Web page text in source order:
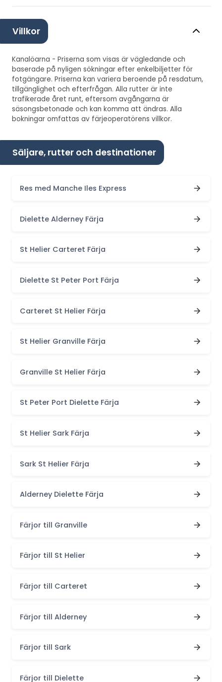
Villkor
Kanalöarna - Priserna som visas är vägledande och
baserade på nyligen sökningar efter enkelbiljetter för
fotgängare. Priserna kan variera beroende på resdatum,
tillgänglighet och efterfrågan. Alla rutter är inte
trafikerade året runt, eftersom avgångarna är
säsongsbetonade och kan komma att ändras. Alla
bokningar omfattas av färjeoperatörens villkor.
Säljare, rutter och destinationer
Res med Manche Iles Express
Dielette Alderney Färja
St Helier Carteret Färja
Dielette St Peter Port Färja
Carteret St Helier Färja
St Helier Granville Färja
Granville St Helier Färja
St Peter Port Dielette Färja
St Helier Sark Färja
Sark St Helier Färja
Alderney Dielette Färja
Färjor till Granville
Färjor till St Helier
Färjor till Carteret
Färjor till Alderney
Färjor till Sark
Färjor till Dielette